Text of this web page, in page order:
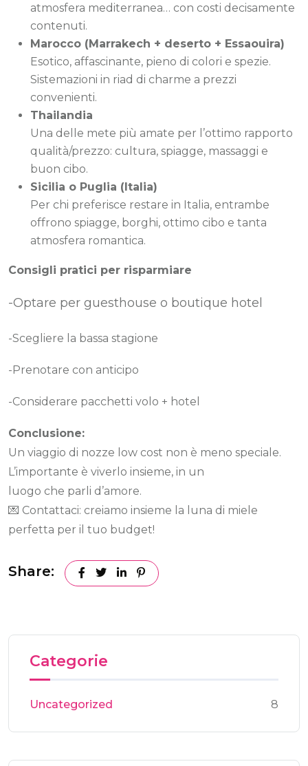
atmosfera mediterranea… con costi decisamente
contenuti.
Marocco (Marrakech + deserto + Essaouira)
Esotico, affascinante, pieno di colori e spezie.
Sistemazioni in riad di charme a prezzi
convenienti.
Thailandia
Una delle mete più amate per l’ottimo rapporto
qualità/prezzo: cultura, spiagge, massaggi e
buon cibo.
Sicilia o Puglia (Italia)
Per chi preferisce restare in Italia, entrambe
offrono spiagge, borghi, ottimo cibo e tanta
atmosfera romantica.
Consigli pratici per risparmiare
-Optare per guesthouse o boutique hotel
-Scegliere la bassa stagione
-Prenotare con anticipo
-Considerare pacchetti volo + hotel
Conclusione:
Un viaggio di nozze low cost non è meno speciale.
L’importante è viverlo insieme, in un
luogo che parli d’amore.
💌 Contattaci: creiamo insieme la luna di miele
perfetta per il tuo budget!
Share:
Categorie
Uncategorized 8